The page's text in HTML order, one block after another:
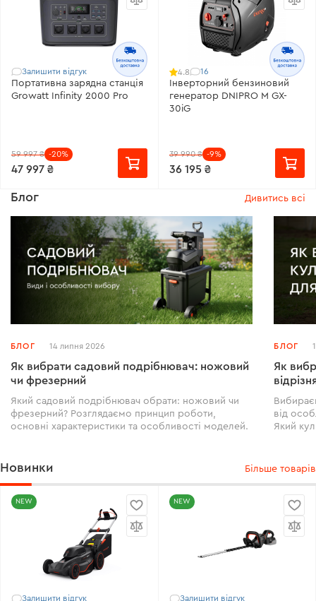
49999
49999
Залишити відгук
Портативна зарядна станція
Growatt Infinity 2000 Pro
59 997 ₴ -20%
47 997 ₴
4.8 16
Інверторний бензиновий
генератор DNIPRO M GX-
30iG
39 990 ₴ -9%
36 195 ₴
Блог Дивитись всі
БЛОГ 14 липня 2026
Як вибрати садовий подрібнювач: ножовий
чи фрезерний
Який садовий подрібнювач обрати: ножовий чи
фрезерний? Розглядаємо принцип роботи,
основні характеристики та особливості моделей.
БЛОГ
Як
від
Який
Новинки Більше товарів
NEW
Залишити відгук
NEW
Залишити відгук